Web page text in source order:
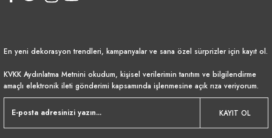
En yeni dekorasyon trendleri, kampanyalar ve sana özel sürprizler için kayıt ol.
KVKK Aydınlatma Metnini okudum, kişisel verilerimin tanıtım ve bilgilendirme
amaçlı elektronik ileti gönderimi kapsamında işlenmesine açık rıza veriyorum.
KAYIT OL